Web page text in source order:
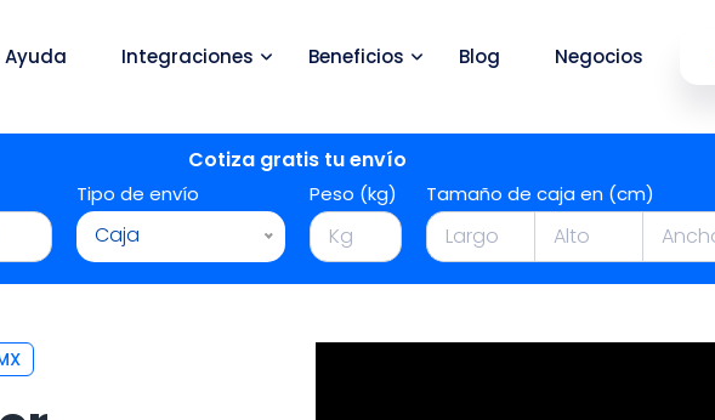
Ayuda Integraciones Beneficios Blog Negocios
Cotiza gratis tu envío
Tipo de envío
Caja
Peso (kg) Tamaño de caja en (cm)